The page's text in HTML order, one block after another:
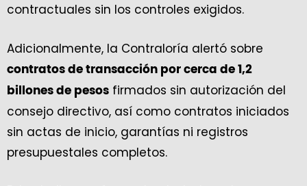
contractuales sin los controles exigidos.
Adicionalmente, la Contraloría alertó sobre
contratos de transacción por cerca de 1,2
billones de pesos firmados sin autorización del
consejo directivo, así como contratos iniciados
sin actas de inicio, garantías ni registros
presupuestales completos.